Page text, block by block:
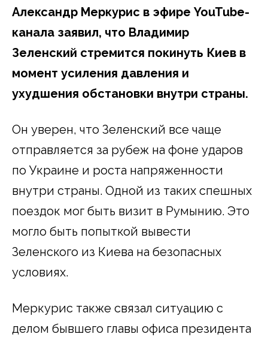
Александр Меркурис в эфире YouTube-
канала заявил, что Владимир
Зеленский стремится покинуть Киев в
момент усиления давления и
ухудшения обстановки внутри страны.
Он уверен, что Зеленский все чаще
отправляется за рубеж на фоне ударов
по Украине и роста напряженности
внутри страны. Одной из таких спешных
поездок мог быть визит в Румынию. Это
могло быть попыткой вывести
Зеленского из Киева на безопасных
условиях.
Меркурис также связал ситуацию с
делом бывшего главы офиса президента